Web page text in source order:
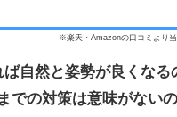
※楽天・Amazonの口コミより
ば自然と姿勢が良くなる
での対策は意味がない